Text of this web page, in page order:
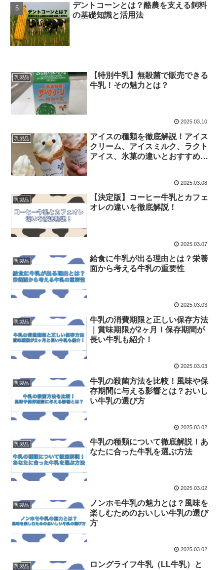
デントコーンとは？酪農を支える飼料
の基礎知識と活用法
乳製品
【特別牛乳】無殺菌で販売できる
牛乳！その魅力とは？
2025.03.10
乳製品
アイスの種類を徹底解説！アイス
クリーム、アイスミルク、ラクト
アイス、氷菓の違いとおすすめを
2025.03.08
乳製品
【決定版】コーヒー牛乳とカフェ
オレの違いを徹底解説！
2025.03.07
乳製品
給食に牛乳が出る理由とは？栄養
面から考える牛乳の重要性
2025.03.03
乳製品
牛乳の消費期限と正しい保存方法
｜賞味期限が2ヶ月！保存期間が
長い牛乳も紹介！
2025.03.03
乳製品
牛乳の殺菌方法を比較！風味や保
存期間に与える影響とは？おいし
い牛乳の選び方
2025.03.02
乳製品
牛乳の種類について徹底解説！あ
なたに合った牛乳を選ぶ方法
2025.03.02
乳製品
ノンホモ牛乳の魅力とは？風味を
楽しむためのおいしい牛乳の選び
方
2025.03.02
乳製品
ロングライフ牛乳（LL牛乳）と